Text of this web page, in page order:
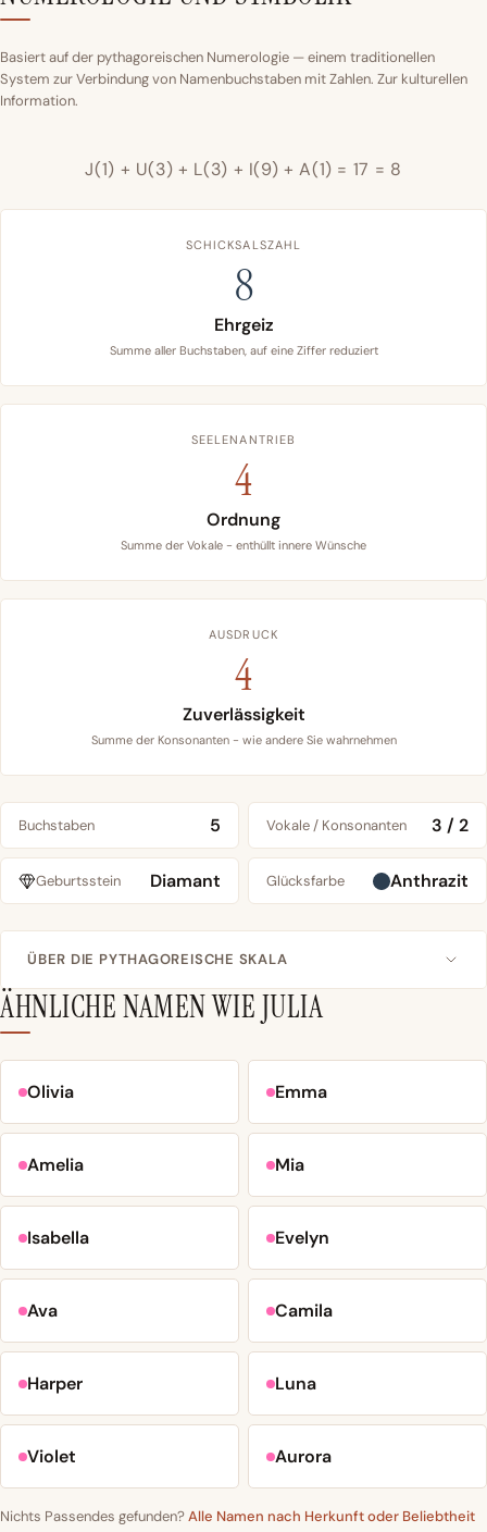
Basiert auf der pythagoreischen Numerologie — einem traditionellen
System zur Verbindung von Namenbuchstaben mit Zahlen. Zur kulturellen
Information.
J(1) + U(3) + L(3) + I(9) + A(1) = 17 = 8
SCHICKSALSZAHL
8
Ehrgeiz
Summe aller Buchstaben, auf eine Ziffer reduziert
SEELENANTRIEB
4
Ordnung
Summe der Vokale - enthüllt innere Wünsche
AUSDRUCK
4
Zuverlässigkeit
Summe der Konsonanten - wie andere Sie wahrnehmen
Buchstaben 5 Vokale / Konsonanten 3 / 2
Geburtsstein Diamant Glücksfarbe Anthrazit
ÜBER DIE PYTHAGOREISCHE SKALA
ÄHNLICHE NAMEN WIE JULIA
Olivia Emma
Amelia Mia
Isabella Evelyn
Ava Camila
Harper Luna
Violet Aurora
Nichts Passendes gefunden?Alle Namen nach Herkunft oder Beliebtheit